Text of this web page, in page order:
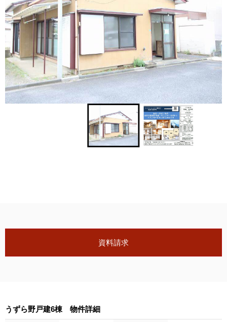
資料請求
うずら野戸建6棟 物件詳細